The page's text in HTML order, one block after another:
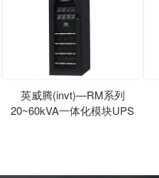
英威腾(invt)—RM系列
20~60kVA一体化模块UPS